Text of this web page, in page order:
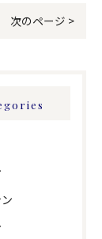
次のページ >